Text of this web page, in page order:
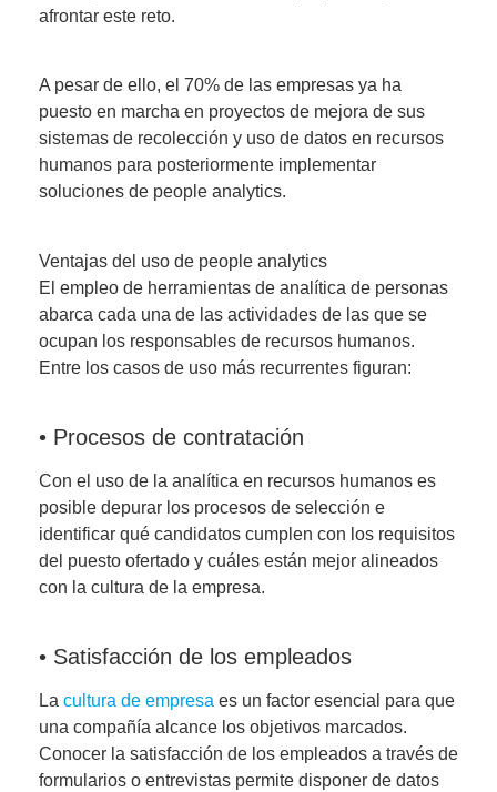
afrontar este reto.
A pesar de ello, el 70% de las empresas ya ha
puesto en marcha en proyectos de mejora de sus
sistemas de recolección y uso de datos en recursos
humanos para posteriormente implementar
soluciones de people analytics.
Ventajas del uso de people analytics
El empleo de herramientas de analítica de personas
abarca cada una de las actividades de las que se
ocupan los responsables de recursos humanos.
Entre los casos de uso más recurrentes figuran:
• Procesos de contratación
Con el uso de la analítica en recursos humanos es
posible depurar los procesos de selección e
identificar qué candidatos cumplen con los requisitos
del puesto ofertado y cuáles están mejor alineados
con la cultura de la empresa.
• Satisfacción de los empleados
La cultura de empresa es un factor esencial para que
una compañía alcance los objetivos marcados.
Conocer la satisfacción de los empleados a través de
formularios o entrevistas permite disponer de datos